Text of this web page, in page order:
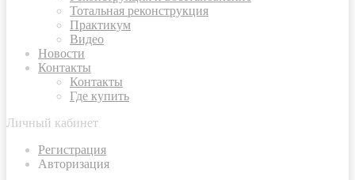
Тотальная реконструкция
Практикум
Видео
Новости
Контакты
Контакты
Где купить
Личный кабинет
Регистрация
Авторизация